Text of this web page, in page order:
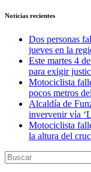
Noticias recientes
Dos personas
jueves en la
Este martes 4
para exigir
Motociclista
pocos metros
Alcaldía de
invervenir vía
Motociclista
la altura del